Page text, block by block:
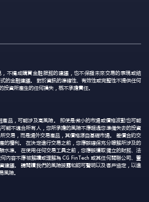
不構成購買金融服務的建議，也不保證未來交易的表現或結
的金融建議。 對於資訊的準確性、有效性或完整性不提供任何
資所產生的任何損失，概不承擔責任。
產品，可能涉及高風險。 即使是微小的市場或價格波動也可能
能不適合所有人，您所承擔的風險不應超過您準備失去的投資
交易，而是場外交易產品，其價格源自基礎市場。 差價合約交
的權利。 在決定進行交易之前，您應該確保充分瞭解所涉及的
水準。 在使用任何交易工具之前，您應該獲取獨立的財務、法
內容不應被解讀或理解為 CG FinTech 或其任何關聯公司、董
建議。 請閱讀我們的風險披露和認可聲明以及客戶協定，以進
險。